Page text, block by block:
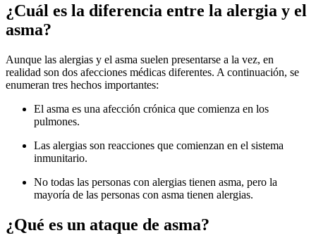
¿Cuál es la diferencia entre la alergia y el
asma?
Aunque las alergias y el asma suelen presentarse a la vez, en
realidad son dos afecciones médicas diferentes. A continuación, se
enumeran tres hechos importantes:
El asma es una afección crónica que comienza en los
pulmones.
Las alergias son reacciones que comienzan en el sistema
inmunitario.
No todas las personas con alergias tienen asma, pero la
mayoría de las personas con asma tienen alergias.
¿Qué es un ataque de asma?